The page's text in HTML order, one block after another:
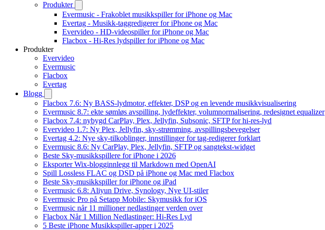
Produkter
Evermusic - Frakoblet musikkspiller for iPhone og Mac
Evertag - Musikk-taggredigerer for iPhone og Mac
Evervideo - HD-videospiller for iPhone og Mac
Flacbox - Hi-Res lydspiller for iPhone og Mac
Produkter
Evervideo
Evermusic
Flacbox
Evertag
Blogg
Flacbox 7.6: Ny BASS-lydmotor, effekter, DSP og en levende musikkvisualisering
Evermusic 8.7: ekte sømløs avspilling, lydeffekter, volumnormalisering, redesignet equalizer
Flacbox 7.4: nybygd CarPlay, Plex, Jellyfin, Subsonic, SFTP for hi-res-lyd
Evervideo 1.7: Ny Plex, Jellyfin, sky-strømming, avspillingsbevegelser
Evertag 4.2: Nye sky-tilkoblinger, innstillinger for tag-redigerer forklart
Evermusic 8.6: Ny CarPlay, Plex, Jellyfin, SFTP og sangtekst-widget
Beste Sky-musikkspillere for iPhone i 2026
Eksporter Wix-blogginnlegg til Markdown med OpenAI
Spill Lossless FLAC og DSD på iPhone og Mac med Flacbox
Beste Sky-musikkspiller for iPhone og iPad
Evermusic 6.8: Aliyun Drive, Synology, Nye UI-stiler
Evermusic Pro på Setapp Mobile: Skymusikk for iOS
Evermusic når 11 millioner nedlastinger verden over
Flacbox Når 1 Million Nedlastinger: Hi-Res Lyd
5 Beste iPhone Musikkspiller-apper i 2025